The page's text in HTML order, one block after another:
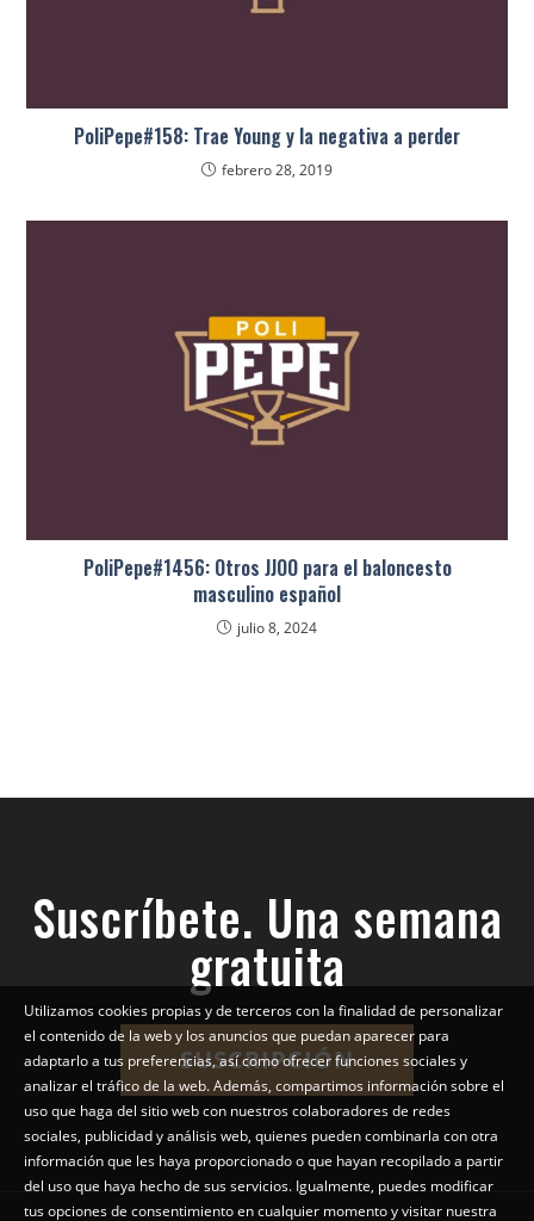
PoliPepe#158: Trae Young y la negativa a perder
febrero 28, 2019
PoliPepe#1456: Otros JJOO para el baloncesto
masculino español
julio 8, 2024
Suscríbete. Una semana
gratuita
SUSCRIPCIÓN
Utilizamos cookies propias y de terceros con la finalidad de personalizar
el contenido de la web y los anuncios que puedan aparecer para
adaptarlo a tus preferencias, así como ofrecer funciones sociales y
analizar el tráfico de la web. Además, compartimos información sobre el
uso que haga del sitio web con nuestros colaboradores de redes
sociales, publicidad y análisis web, quienes pueden combinarla con otra
información que les haya proporcionado o que hayan recopilado a partir
del uso que haya hecho de sus servicios. Igualmente, puedes modificar
tus opciones de consentimiento en cualquier momento y visitar nuestra